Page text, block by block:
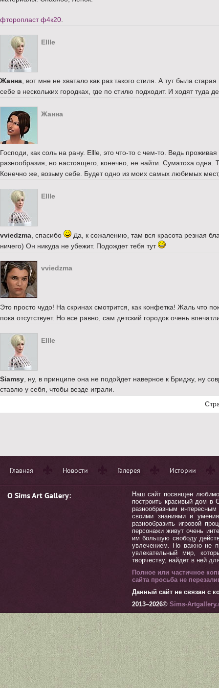
фторопласт ф4к20
Ellle
Жанна , вот мне не хватало как раз такого стиля. А тут была
себе в нескольких городках, где по стилю подходит. И ходят туда
Жанна
Господи, как соль на рану. Ellle, это что-то с чем-то. Ведь
разнообразия, но настоящего, конечно, не найти. Суматоха
Конечно же, возьму себе. Будет одно из моих самых любимых
Ellle
vviedzma , спасибо
Да, к сожалению, там вся красота резная
ничего) Он никуда не убежит. Подождет тебя тут
vviedzma
Это просто чудо! На скринах смотрится, как конфетка! Жаль что
пока отсутствует. Но все равно, сам детский городок очень
Ellle
Siamsy , ну, в принципе она не подойдет наверное к Бриджу, ну
ставлю у себя, чтобы везде играли.
Главная Новости Галерея Истории
О Sims Art Gallery:
Наш сайт посвящен
построить красивый дом в
разнообразным
своими знаниями и
разнообразить игровой
персонажи живут очень
им большую свободу
увлечением. Но важно не
увлекательный мир,
творчеству, найдет в ней
Полное или частичное
сайта просьба не
Данный сайт не связан с
2013–2026© Sims-